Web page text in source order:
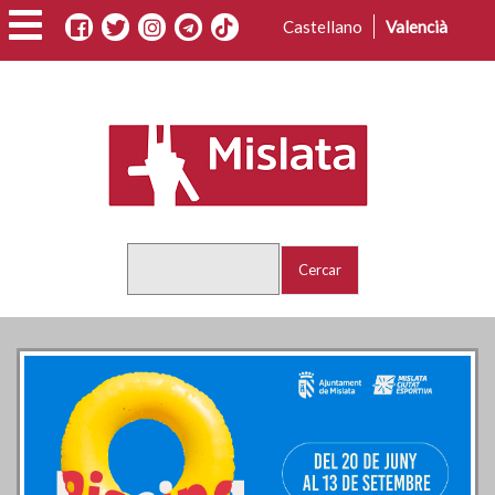
Vés
al
contingut
Castellano Valencià